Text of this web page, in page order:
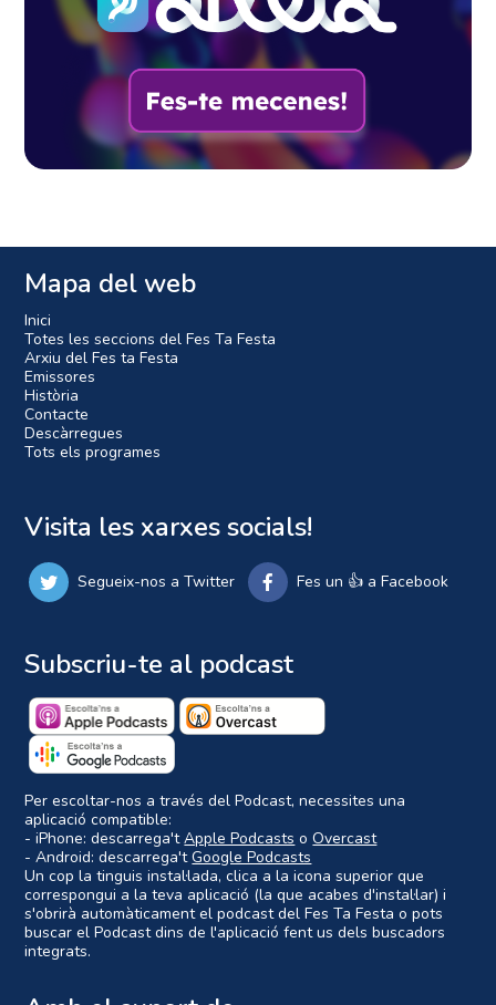
Mapa del web
Inici
Totes les seccions del Fes Ta Festa
Arxiu del Fes ta Festa
Emissores
Història
Contacte
Descàrregues
Tots els programes
Visita les xarxes socials!
Segueix-nos a Twitter Fes un 👍 a Facebook
Subscriu-te al podcast
Per escoltar-nos a través del Podcast, necessites una
aplicació compatible:
- iPhone: descarrega'tApple Podcasts oOvercast
- Android: descarrega'tGoogle Podcasts
Un cop la tinguis instal·lada, clica a la icona superior que
correspongui a la teva aplicació (la que acabes d'instal·lar) i
s'obrirà automàticament el podcast del Fes Ta Festa o pots
buscar el Podcast dins de l'aplicació fent us dels buscadors
integrats.